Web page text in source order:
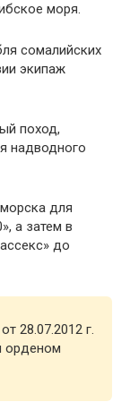
моря.
сомалийских
экипаж
поход,
надводного
для
а затем в
до
28.07.2012 г.
орденом